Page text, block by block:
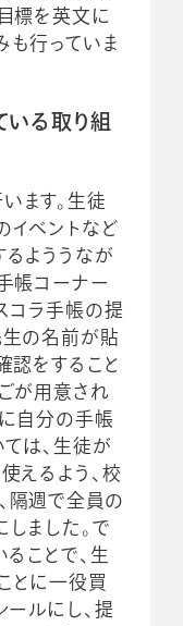
標を英文に
も行っていま
いる取り組
ます。生徒
イベントなど
よううなが
帳コーナー
コラ手帳の提
生の名前が貼
認をすること
が用意され
自分の手帳
は、生徒が
えるよう、校
隔週で全員の
ました。で
ることで、生
とに一役買
ールにし、提